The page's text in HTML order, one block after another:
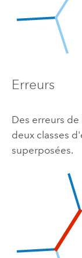
Erreurs
Des erreurs
deux classes
superposées.